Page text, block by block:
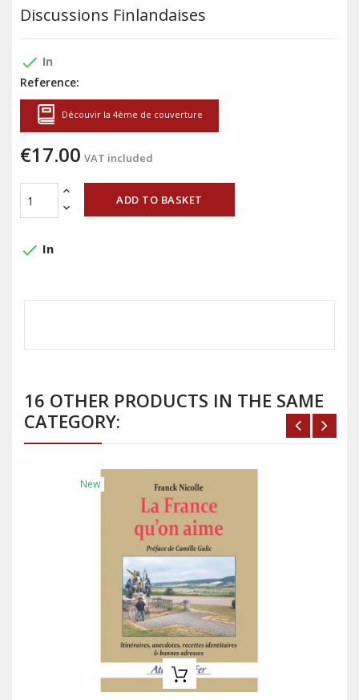
Discussions Finlandaises
done In
Reference:
Découvir la 4ème de couverture
€17.00 VAT included
ADD TO BASKET
done In
16 OTHER PRODUCTS IN THE SAME
CATEGORY:
New